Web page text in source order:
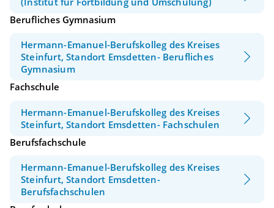
Berufliches Gymnasium
Hermann-Emanuel-Berufskolleg des Kreises
Steinfurt, Standort Emsdetten- Berufliches
Gymnasium
Fachschule
Hermann-Emanuel-Berufskolleg des Kreises
Steinfurt, Standort Emsdetten- Fachschulen
Berufsfachschule
Hermann-Emanuel-Berufskolleg des Kreises
Steinfurt, Standort Emsdetten-
Berufsfachschulen